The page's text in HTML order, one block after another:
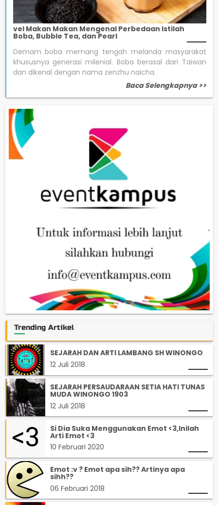
vel Makan Makan Mengenal Perbedaan Istilah
Boba, Bubble Tea, dan Pearl
Demam boba memang tengah melanda masyarakat
khususnya generasi milenial. Boba berasal dari Taiwan
dan dikenal dengan nama zenzhu naicha.
Baca Selengkapnya >>
Trending Artikel
SEJARAH DAN ARTI LAMBANG SH WINONGO
12 Juli 2018
SEJARAH PERSAUDARAAN SETIA HATI TUNAS
MUDA WINONGO 1903
12 Juli 2018
Si Dia Suka Menggunakan Emot <3,Inilah
Arti Emot <3
10 Februari 2020
Emot :v ? Emot apa sih?? Artinya apa
sihh??
06 Februari 2018